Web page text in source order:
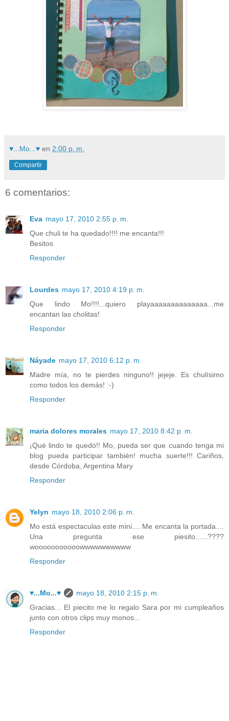
♥...Mo...♥ en 2:00 p. m.
Compartir
6 comentarios:
Eva mayo 17, 2010 2:55 p. m.
Que chuli te ha quedado!!!! me encanta!!!
Besitos
Responder
Lourdes mayo 17, 2010 4:19 p. m.
Que lindo Mo!!!!...quiero playaaaaaaaaaaaaaa...me
encantan las cholitas!
Responder
Náyade mayo 17, 2010 6:12 p. m.
Madre mía, no te pierdes ninguno!! jejeje. Es chulísimo
como todos los demás! :-)
Responder
maria dolores morales mayo 17, 2010 8:42 p. m.
¡Qué lindo te quedó!! Mo, pueda ser que cuando tenga mi
blog pueda participar también! mucha suerte!!! Cariños,
desde Córdoba, Argentina Mary
Responder
Yelyn mayo 18, 2010 2:06 p. m.
Mo está espectaculas este mini.... Me encanta la portada....
Una pregunta ese piesito......????
wooooooooooowwwwwwwwww
Responder
♥...Mo...♥
mayo 18, 2010 2:15 p. m.
Gracias... El piecito me lo regalo Sara por mi cumpleaños
junto con otros clips muy monos...
Responder